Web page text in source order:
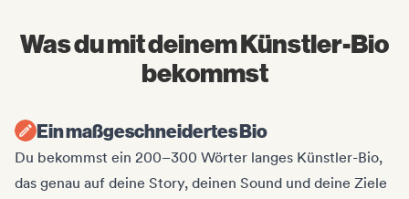
Was du mit deinem Künstler-Bio
bekommst
Ein maßgeschneidertes Bio
Du bekommst ein 200–300 Wörter langes Künstler-Bio,
das genau auf deine Story, deinen Sound und deine Ziele